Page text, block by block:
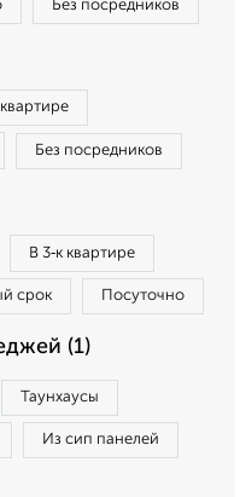
Без посредников
Без посредников
В 3‑к квартире
срок Посуточно
(1)
Таунхаусы
Из сип панелей